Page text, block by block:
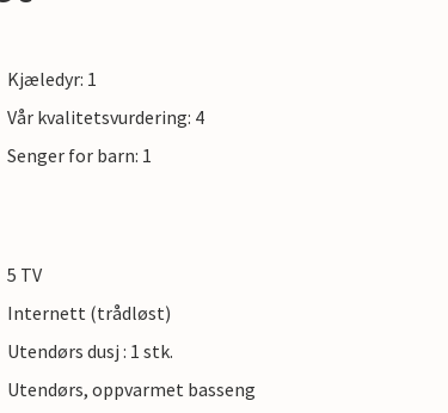
Kjæledyr: 1
Vår kvalitetsvurdering: 4
Senger for barn: 1
5 TV
Internett (trådløst)
Utendørs dusj : 1 stk.
Utendørs, oppvarmet basseng